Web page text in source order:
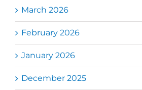
March 2026
February 2026
January 2026
December 2025